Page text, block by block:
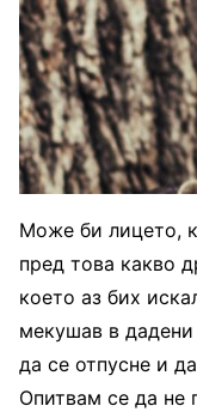
Може би лицето,
пред това какво
което аз бих
мекушав в
да се отпусне и
Опитвам се да не